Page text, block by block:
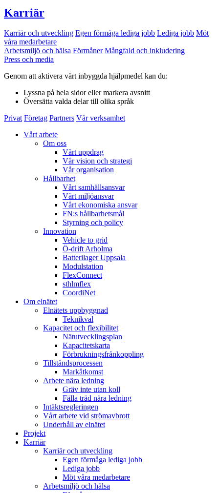
Karriär
Karriär och utveckling Egen förmåga lediga jobb Lediga jobb Möt
våra medarbetare
Arbetsmiljö och hälsa Förmåner Mångfald och inkludering
Press och media
Genom att aktivera vårt inbyggda hjälpmedel kan du:
Lyssna på hela sidor eller markera avsnitt
Översätta valda delar till olika språk
Privat Företag Partners Vår verksamhet
Vårt arbete
Om oss
Vårt uppdrag
Vår vision och strategi
Vår organisation
Hållbarhet
Vårt samhällsansvar
Vårt miljöansvar
Vårt ekonomiska ansvar
FN:s hållbarhetsmål
Styrning och policy
Innovation
Vehicle to grid
Ö-drift Arholma
Batterilager Uppsala
Modulstation
FlexConnect
sthlmflex
CoordiNet
Om elnätet
Elnätets uppbyggnad
Teknikval
Kapacitet och flexibilitet
Nätutvecklingsplan
Kapacitetskarta
Förbrukningsfrånkoppling
Tillståndsprocessen
Markåtkomst
Arbete nära ledning
Gräv inte utan koll
Fälla träd nära ledning
Intäktsregleringen
Vårt arbete vid strömavbrott
Underhåll av elnätet
Projekt
Karriär
Karriär och utveckling
Egen förmåga lediga jobb
Lediga jobb
Möt våra medarbetare
Arbetsmiljö och hälsa